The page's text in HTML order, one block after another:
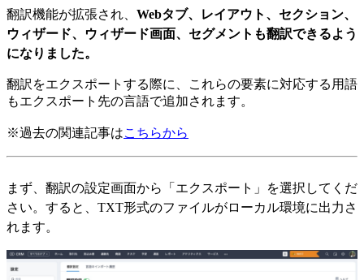
翻訳機能が拡張され、 Webタブ、レイアウト、セクション、
ウィザード、ウィザード画面、セグメントも翻訳できるよう
になりました。
翻訳をエクスポートする際に、これらの要素に対応する用語
もエクスポート先の言語で追加されます。
※過去の関連記事はこちらから
まず、翻訳の設定画面から「エクスポート」を選択してくだ
さい。すると、TXT形式のファイルがローカル環境に出力さ
れます。